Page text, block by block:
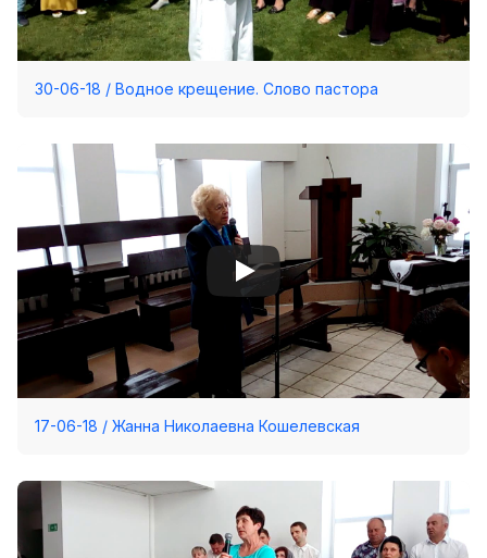
Фото Воскресной школы
Видео Воскресной школы
Видео
Архив
Пожертвования
30-06-18 / Водное крещение. Слово пастора
17-06-18 / Жанна Николаевна Кошелевская